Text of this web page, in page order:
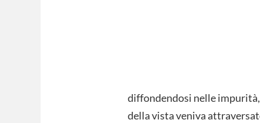
diffondendosi nelle
della vista veniva